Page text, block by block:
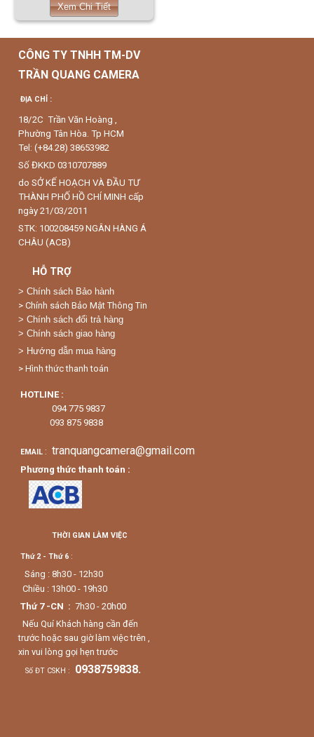
Xem Chi Tiết
CÔNG TY TNHH TM-DV
TRẦN QUANG CAMERA
ĐỊA CHỈ :
18/2C Trần Văn Hoàng ,
Phường Tân Hòa. Tp HCM
Tel: (+84.28) 38653982
Số ĐKKD 0310707889
do SỞ KẾ HOẠCH VÀ ĐẦU TƯ
THÀNH PHỐ HỒ CHÍ MINH cấp
ngày 21/03/2011
STK: 100208459 NGÂN HÀNG Á
CHÂU (ACB)
HỖ TRỢ
> Chính sách Bảo hành
> Chính sách Bảo Mật Thông Tin
> Chính sách đổi trả hàng
> Chính sách giao hàng
> Hướng dẫn mua hàng
> Hình thức thanh toán
HOTLINE :
094 775 9837
093 875 9838
EMAIL : tranquangcamera@gmail.com
Phương thức thanh toán :
THỜI GIAN LÀM VIỆC
Thứ 2 - Thứ 6 :
Sáng : 8h30 - 12h30
Chiều : 13h00 - 19h30
Thứ 7 -CN : 7h30 - 20h00
Nếu Quí Khách hàng cần đến
trước hoặc sau giờ làm việc trên ,
xin vui lòng gọi hẹn trước
Số ĐT CSKH : 0938759838.